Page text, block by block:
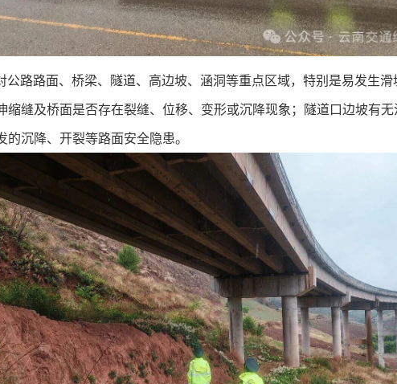
路路面、桥梁、隧道、高边坡、涵洞等重点区域，特别是易发生
缝及桥面是否存在裂缝、位移、变形或沉降现象；隧道口边坡有
沉降、开裂等路面安全隐患。